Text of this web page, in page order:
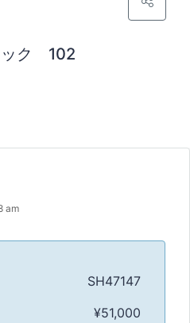
ック 102
am
SH47147
¥51,000